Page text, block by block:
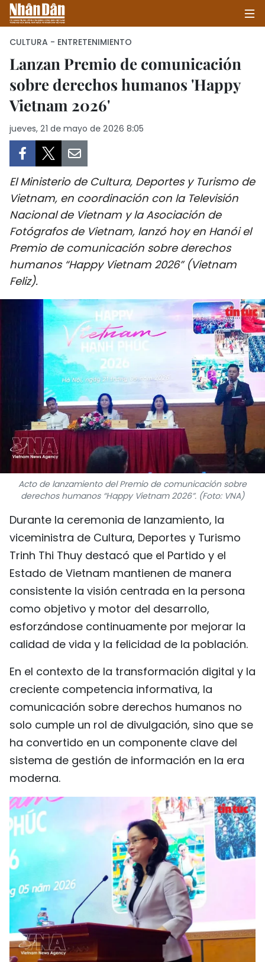
INICIO
POLÍTICA
SALUD - MEDIO AMBIENTE
CULTURA - ENTRETENIMIENTO
INTERNACIONAL
VIAJES
PUENTE DE AMISTAD
HISTORIAS MULTIMEDIA
FOTOGRAFÍA
¿QUIÉNES SOMOS?
TIẾNG VIỆT
ENGLISH
中文
FRANÇAIS
РУССКИЙ
CULTURA - ENTRETENIMIENTO
Lanzan Premio de comunicación
sobre derechos humanos 'Happy
Vietnam 2026'
jueves, 21 de mayo de 2026 8:05
El Ministerio de Cultura, Deportes y Turismo de
Vietnam, en coordinación con la Televisión
Nacional de Vietnam y la Asociación de
Fotógrafos de Vietnam, lanzó hoy en Hanói el
Premio de comunicación sobre derechos
humanos “Happy Vietnam 2026” (Vietnam
Feliz).
Acto de lanzamiento del Premio de comunicación sobre
derechos humanos “Happy Vietnam 2026”. (Foto: VNA)
Durante la ceremonia de lanzamiento, la
viceministra de Cultura, Deportes y Turismo
Trinh Thi Thuy destacó que el Partido y el
Estado de Vietnam mantienen de manera
consistente la visión centrada en la persona
como objetivo y motor del desarrollo,
esforzándose continuamente por mejorar la
calidad de vida y la felicidad de la población.
En el contexto de la transformación digital y la
creciente competencia informativa, la
comunicación sobre derechos humanos no
solo cumple un rol de divulgación, sino que se
ha convertido en un componente clave del
sistema de gestión de información en la era
moderna.